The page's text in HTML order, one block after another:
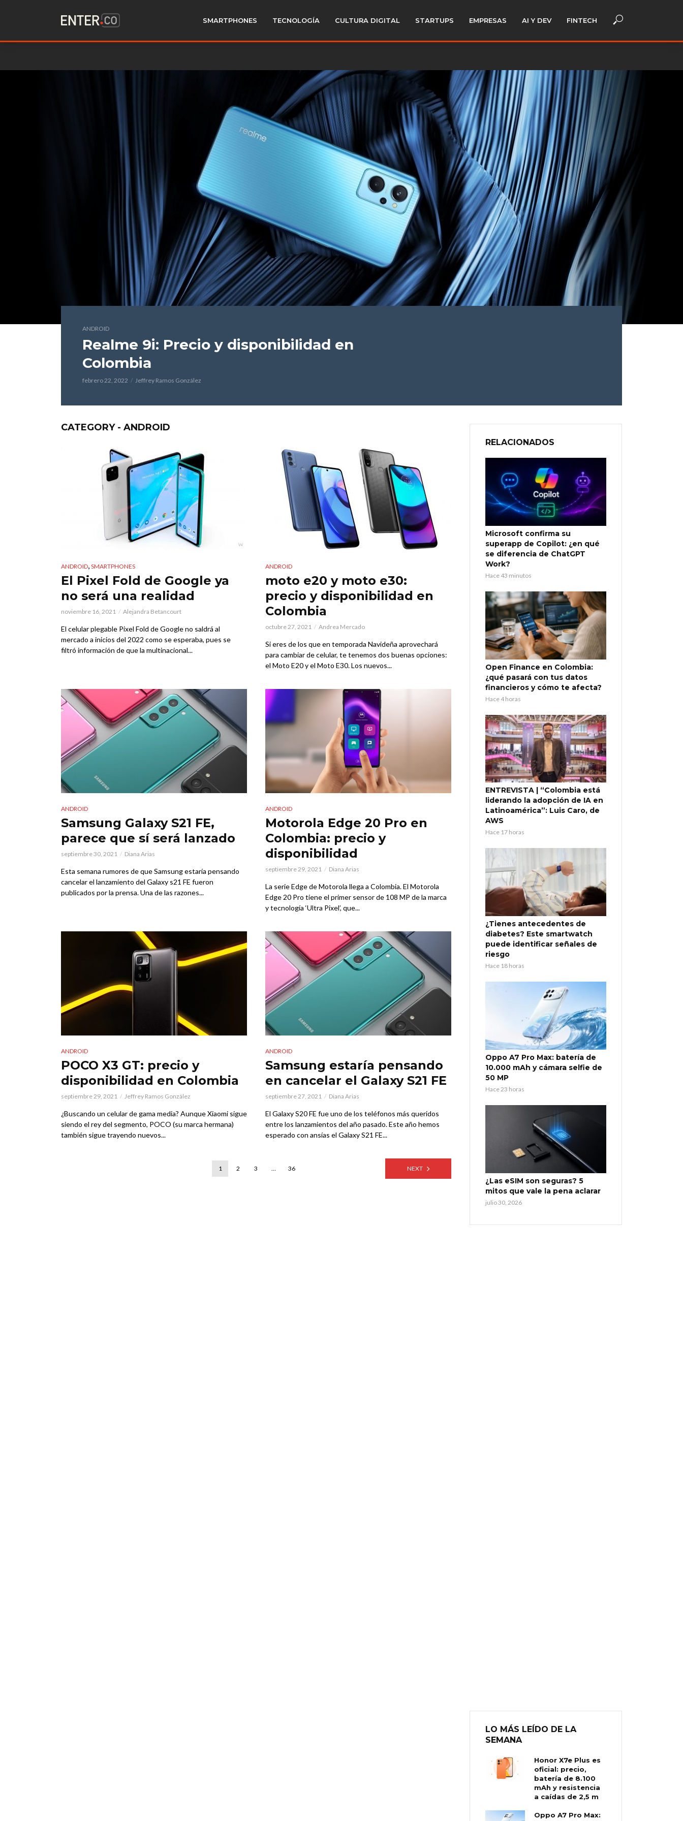
SMARTPHONES TECNOLOGÍA CULTURA DIGITAL STARTUPS EMPRESAS AI Y DEV FINTECH
ANDROID
Realme 9i: Precio y disponibilidad en
Colombia
febrero 22, 2022 Jeffrey Ramos González
CATEGORY - ANDROID
ANDROID, SMARTPHONES
El Pixel Fold de Google ya
no será una realidad
noviembre 16, 2021 Alejandra Betancourt
El celular plegable Pixel Fold de Google no saldrá al
mercado a inicios del 2022 como se esperaba, pues se
filtró información de que la multinacional...
ANDROID
moto e20 y moto e30:
precio y disponibilidad en
Colombia
octubre 27, 2021 Andrea Mercado
Si eres de los que en temporada Navideña aprovechará
para cambiar de celular, te tenemos dos buenas opciones:
el Moto E20 y el Moto E30. Los nuevos...
ANDROID
Samsung Galaxy S21 FE,
parece que sí será lanzado
septiembre 30, 2021 Diana Arias
Esta semana rumores de que Samsung estaría pensando
cancelar el lanzamiento del Galaxy s21 FE fueron
publicados por la prensa. Una de las razones...
ANDROID
Motorola Edge 20 Pro en
Colombia: precio y
disponibilidad
septiembre 29, 2021 Diana Arias
La serie Edge de Motorola llega a Colombia. El Motorola
Edge 20 Pro tiene el primer sensor de 108 MP de la marca
y tecnología ‘Ultra Pixel’, que...
ANDROID
POCO X3 GT: precio y
disponibilidad en Colombia
septiembre 29, 2021 Jeffrey Ramos González
¿Buscando un celular de gama media? Aunque Xiaomi sigue
siendo el rey del segmento, POCO (su marca hermana)
también sigue trayendo nuevos...
ANDROID
Samsung estaría pensando
en cancelar el Galaxy S21 FE
septiembre 27, 2021 Diana Arias
El Galaxy S20 FE fue uno de los teléfonos más queridos
entre los lanzamientos del año pasado. Este año hemos
esperado con ansías el Galaxy S21 FE...
1 2 3 … 36 NEXT
RELACIONADOS
Microsoft confirma su
superapp de Copilot: ¿en qué
se diferencia de ChatGPT
Work?
Hace 43 minutos
Open Finance en Colombia:
¿qué pasará con tus datos
financieros y cómo te afecta?
Hace 4 horas
ENTREVISTA | “Colombia está
liderando la adopción de IA en
Latinoamérica”: Luis Caro, de
AWS
Hace 17 horas
¿Tienes antecedentes de
diabetes? Este smartwatch
puede identificar señales de
riesgo
Hace 18 horas
Oppo A7 Pro Max: batería de
10.000 mAh y cámara selfie de
50 MP
Hace 23 horas
¿Las eSIM son seguras? 5
mitos que vale la pena aclarar
julio 30, 2026
LO MÁS LEÍDO DE LA
SEMANA
Honor X7e Plus es
oficial: precio,
batería de 8.100
mAh y resistencia
a caídas de 2,5 m
Oppo A7 Pro Max: